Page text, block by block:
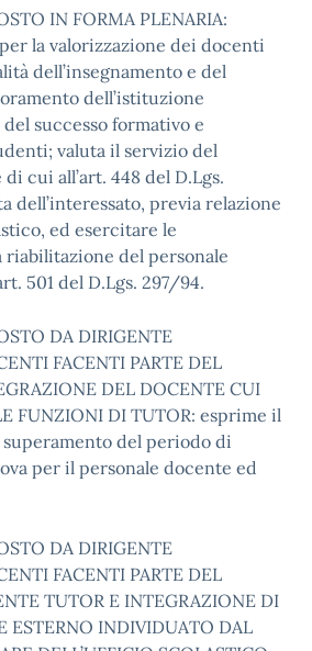
IN FORMA PLENARIA:
la valorizzazione dei docenti
dell’insegnamento e del
dell’istituzione
successo formativo e
valuta il servizio del
cui all’art. 448 del D.Lgs.
dell’interessato, previa relazione
ed esercitare le
riabilitazione del personale
501 del D.Lgs. 297/94.
DA DIRIGENTE
FACENTI PARTE DEL
DEL DOCENTE CUI
FUNZIONI DI TUTOR: esprime il
del periodo di
per il personale docente ed
DA DIRIGENTE
FACENTI PARTE DEL
TUTOR E INTEGRAZIONE DI
ESTERNO INDIVIDUATO DAL